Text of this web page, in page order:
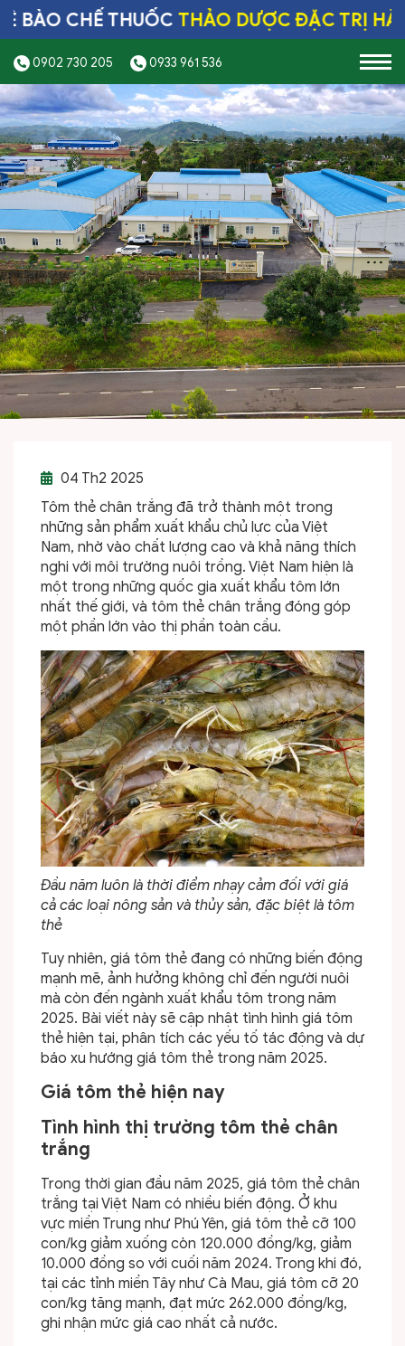
CHẾ THUỐCTHẢO DƯỢC ĐẶC TRỊ HÀNG
0902 730 205 0933 961 536
04 Th2 2025
Tôm thẻ chân trắng đã trở thành một trong
những sản phẩm xuất khẩu chủ lực của Việt
Nam, nhờ vào chất lượng cao và khả năng thích
nghi với môi trường nuôi trồng. Việt Nam hiện là
một trong những quốc gia xuất khẩu tôm lớn
nhất thế giới, và tôm thẻ chân trắng đóng góp
một phần lớn vào thị phần toàn cầu.
Đầu năm luôn là thời điểm nhạy cảm đối với giá
cả các loại nông sản và thủy sản, đặc biệt là tôm
thẻ
Tuy nhiên, giá tôm thẻ đang có những biến động
mạnh mẽ, ảnh hưởng không chỉ đến người nuôi
mà còn đến ngành xuất khẩu tôm trong năm
2025. Bài viết này sẽ cập nhật tình hình giá tôm
thẻ hiện tại, phân tích các yếu tố tác động và dự
báo xu hướng giá tôm thẻ trong năm 2025.
Giá tôm thẻ hiện nay
Tình hình thị trường tôm thẻ chân
trắng
Trong thời gian đầu năm 2025, giá tôm thẻ chân
trắng tại Việt Nam có nhiều biến động. Ở khu
vực miền Trung như Phú Yên, giá tôm thẻ cỡ 100
con/kg giảm xuống còn 120.000 đồng/kg, giảm
10.000 đồng so với cuối năm 2024. Trong khi đó,
tại các tỉnh miền Tây như Cà Mau, giá tôm cỡ 20
con/kg tăng mạnh, đạt mức 262.000 đồng/kg,
ghi nhận mức giá cao nhất cả nước.